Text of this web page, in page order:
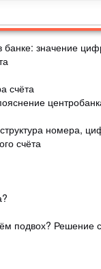
банке: значение
счёта
номера,
счёта
подвох? Решение